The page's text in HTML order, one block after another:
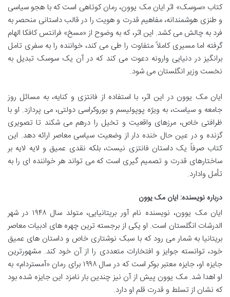
کتاب «سوسک» اثر ایان مک یوون، رمان کوتاهی است که با هجو سیاسی
و طنزی هوشمندانه، مفاهیم قدرت و هویت را در قالب داستانی منحصر به
فرد به چالش می کشد. این اثر، که به وضوح از «مسخ» فرانتس کافکا الهام
گرفته اما مسیری کاملاً متفاوت را طی می کند، خواننده را به سفری تامل
برانگیز در دنیایی وارونه دعوت می کند که در آن یک سوسک تبدیل به
نخست وزیر انگلستان می شود.
ایان مک یوون در این اثر، با استفاده از فانتزی و کنایه، به مسائل روز
جامعه و سیاست، به ویژه پوپولیسم و بوروکراسی دولتی، می پردازد. او با
ظرافتی خاص، مرزهای واقعیت و تخیل را درهم می شکند تا تصویری
گزنده و در عین حال خنده دار از وضعیت سیاسی معاصر ارائه دهد. این
کتاب صرفاً یک داستان فانتزی نیست، بلکه نقدی عمیق و لایه لایه بر
ساختارهای قدرت و تصمیم گیری است که می تواند هر خواننده ای را به
تأمل وادارد.
درباره نویسنده: ایان مک یوون
ایان مک یوون، نویسنده نام آور بریتانیایی، متولد سال ۱۹۴۸ در شهر
الدرشات انگلستان است. او یکی از برجسته ترین چهره های ادبیات معاصر
بریتانیا به شمار می رود که با سبک نوشتاری خاص و داستان های عمیق
خود، توانسته جوایز و افتخارات متعددی را از آن خود کند. مشهورترین
جایزه او، جایزه معتبر بوکر است که در سال ۱۹۹۸ برای رمان «آمستردام» به
او اهدا شد. مک یوون پیش از آن نیز چندین بار نامزد این جایزه شده بود
که نشان از تسلط و قدرت قلم او دارد.